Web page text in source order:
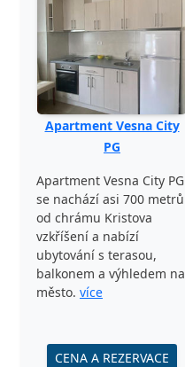
Apartment Vesna City
PG
Apartment Vesna City PG
se nachází asi 700 metrů
od chrámu Kristova
vzkříšení a nabízí
ubytování s terasou,
balkonem a výhledem na
město. více
CENA A REZERVACE